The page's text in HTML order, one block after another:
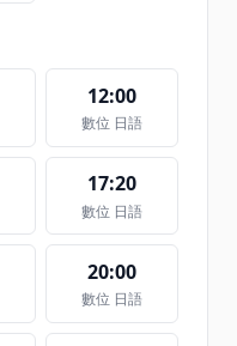
12:00
數位 日語
17:20
數位 日語
20:00
數位 日語